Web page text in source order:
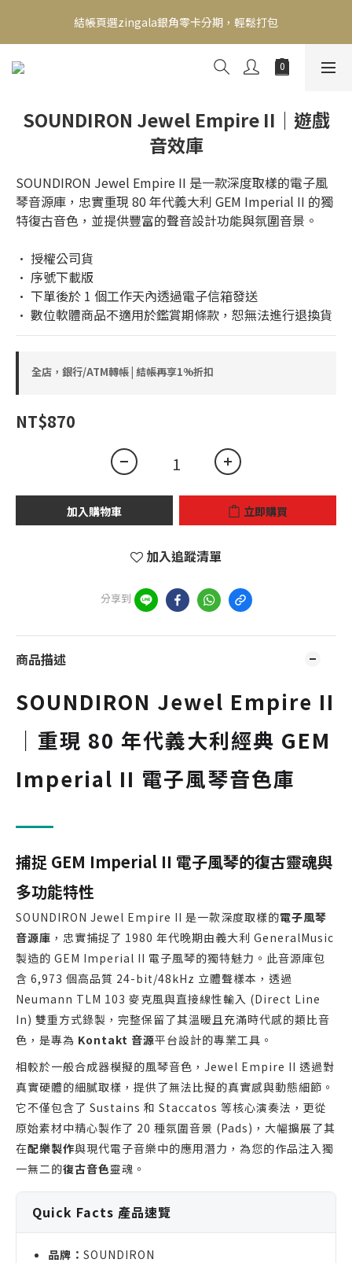
新會員送500！滿額最高回饋2000，刷卡最高12期零利率，馬上了
解👉
結帳頁選zingala銀角零卡分期，輕鬆打包
新會員送500！滿額最高回饋2000，刷卡最高12期零利率，馬上了
SOUNDIRON Jewel Empire II｜遊戲
音效庫
SOUNDIRON Jewel Empire II 是一款深度取樣的電子風
琴音源庫，忠實重現 80 年代義大利 GEM Imperial II 的獨
特復古音色，並提供豐富的聲音設計功能與氛圍音景。
• 授權公司貨
• 序號下載版
• 下單後於 1 個工作天內透過電子信箱發送
• 數位軟體商品不適用於鑑賞期條款，恕無法進行退換貨
全店，銀行/ATM轉帳 | 結帳再享1%折扣
NT$870
加入購物車 立即購買
加入追蹤清單
分享到
商品描述
SOUNDIRON Jewel Empire II
｜重現 80 年代義大利經典 GEM
Imperial II 電子風琴音色庫
捕捉 GEM Imperial II 電子風琴的復古靈魂與
多功能特性
SOUNDIRON Jewel Empire II 是一款深度取樣的電子風琴
音源庫 ，忠實捕捉了 1980 年代晚期由義大利 GeneralMusic
製造的 GEM Imperial II 電子風琴的獨特魅力。此音源庫包
含 6,973 個高品質 24-bit/48kHz 立體聲樣本，透過
Neumann TLM 103 麥克風與直接線性輸入 (Direct Line
In) 雙重方式錄製，完整保留了其溫暖且充滿時代感的類比音
色，是專為 Kontakt 音源平台設計的專業工具。
相較於一般合成器模擬的風琴音色，Jewel Empire II 透過對
真實硬體的細膩取樣，提供了無法比擬的真實感與動態細節。
它不僅包含了 Sustains 和 Staccatos 等核心演奏法，更從
原始素材中精心製作了 20 種氛圍音景 (Pads)，大幅擴展了其
在配樂製作與現代電子音樂中的應用潛力，為您的作品注入獨
一無二的復古音色靈魂。
Quick Facts 產品速覽
品牌： SOUNDIRON